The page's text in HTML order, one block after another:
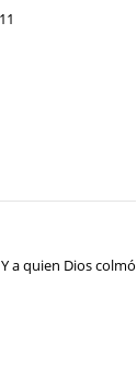
a quien Dios colmó